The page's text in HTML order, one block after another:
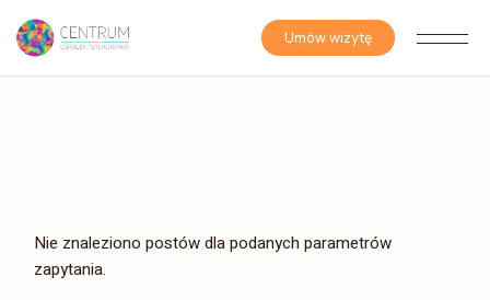
the
content
Umów wizytę
Nie znaleziono postów dla podanych parametrów
zapytania.